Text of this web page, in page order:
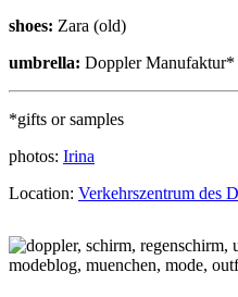
shoes: Zara (old)
umbrella: Doppler Manufaktur*
*gifts or samples
photos: Irina
Location: Verkehrszentrum des